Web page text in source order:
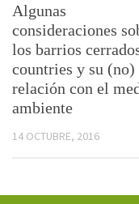
Algunas
consideraciones
los barrios
countries y su (no)
relación con el
ambiente
14 OCTUBRE, 2016